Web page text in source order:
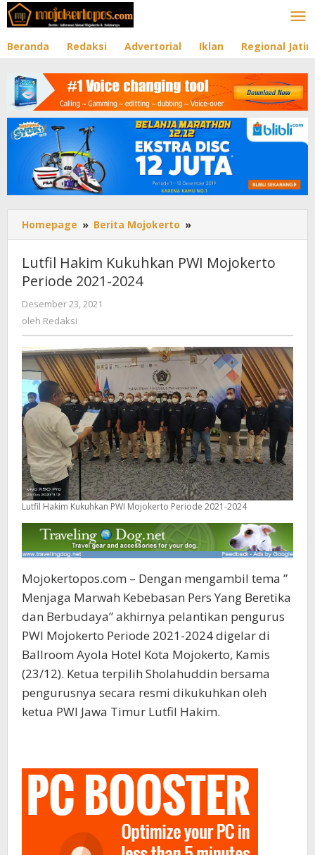
Lewati
ke
Beranda Redaksi Advertorial Iklan Regional Jatim
Homepage » Berita Mojokerto »
Hakim
Kukuhkan
PWI
Lutfil Hakim Kukuhkan PWI Mojokerto
Periode 2021-2024
Desember 23, 2021
oleh Redaksi
Lutfil Hakim Kukuhkan PWI Mojokerto Periode 2021-2024
Mojokertopos.com – Dengan mengambil tema ”
Menjaga Marwah Kebebasan Pers Yang Beretika
dan Berbudaya” akhirnya pelantikan pengurus
PWI Mojokerto Periode 2021-2024 digelar di
Ballroom Ayola Hotel Kota Mojokerto, Kamis
(23/12). Ketua terpilih Sholahuddin bersama
pengurusnya secara resmi dikukuhkan oleh
ketua PWI Jawa Timur Lutfil Hakim.